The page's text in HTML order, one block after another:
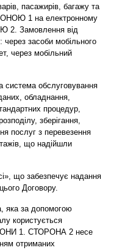
пасажирів, багажу та
1 на електронному
2. Замовлення від
засоби мобільного
через мобільний
система обслуговування
обладнання,
процедур,
зберігання,
послуг з перевезення
що надійшли
що забезпечує надання
Договору.
за допомогою
користується
1. СТОРОНА 2 несе
отриманих